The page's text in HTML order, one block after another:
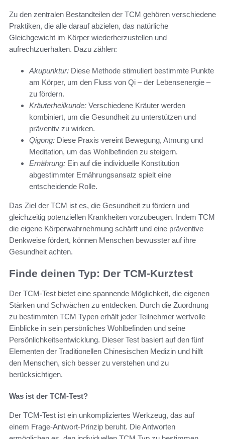
Zu den zentralen Bestandteilen der TCM gehören verschiedene
Praktiken, die alle darauf abzielen, das natürliche
Gleichgewicht im Körper wiederherzustellen und
aufrechtzuerhalten. Dazu zählen:
Akupunktur: Diese Methode stimuliert bestimmte Punkte
am Körper, um den Fluss von Qi – der Lebensenergie –
zu fördern.
Kräuterheilkunde: Verschiedene Kräuter werden
kombiniert, um die Gesundheit zu unterstützen und
präventiv zu wirken.
Qigong: Diese Praxis vereint Bewegung, Atmung und
Meditation, um das Wohlbefinden zu steigern.
Ernährung: Ein auf die individuelle Konstitution
abgestimmter Ernährungsansatz spielt eine
entscheidende Rolle.
Das Ziel der TCM ist es, die Gesundheit zu fördern und
gleichzeitig potenziellen Krankheiten vorzubeugen. Indem TCM
die eigene Körperwahrnehmung schärft und eine präventive
Denkweise fördert, können Menschen bewusster auf ihre
Gesundheit achten.
Finde deinen Typ: Der TCM-Kurztest
Der TCM-Test bietet eine spannende Möglichkeit, die eigenen
Stärken und Schwächen zu entdecken. Durch die Zuordnung
zu bestimmten TCM Typen erhält jeder Teilnehmer wertvolle
Einblicke in sein persönliches Wohlbefinden und seine
Persönlichkeitsentwicklung. Dieser Test basiert auf den fünf
Elementen der Traditionellen Chinesischen Medizin und hilft
den Menschen, sich besser zu verstehen und zu
berücksichtigen.
Was ist der TCM-Test?
Der TCM-Test ist ein unkompliziertes Werkzeug, das auf
einem Frage-Antwort-Prinzip beruht. Die Antworten